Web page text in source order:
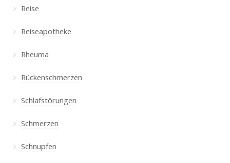
Reise
Reiseapotheke
Rheuma
Rückenschmerzen
Schlafstörungen
Schmerzen
Schnupfen